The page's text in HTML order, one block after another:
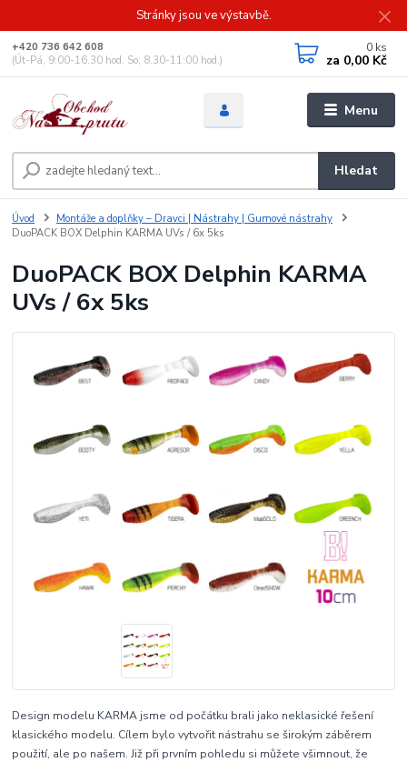
Stránky jsou ve výstavbě.
Menu
Hledat
+420 736 642 608
(Út-Pá, 9:00-16.30 hod. So, 8.30-11:00 hod.)
0 ks
za 0,00 Kč
Úvod
Montáže a doplňky – Dravci | Nástrahy | Gumové nástrahy
DuoPACK BOX Delphin KARMA UVs / 6x 5ks
DuoPACK BOX Delphin KARMA
UVs / 6x 5ks
Design modelu KARMA jsme od počátku brali jako neklasické řešení
klasického modelu. Cílem bylo vytvořit nástrahu se širokým záběrem
použití, ale po našem. Již při prvním pohledu si můžete všimnout, že